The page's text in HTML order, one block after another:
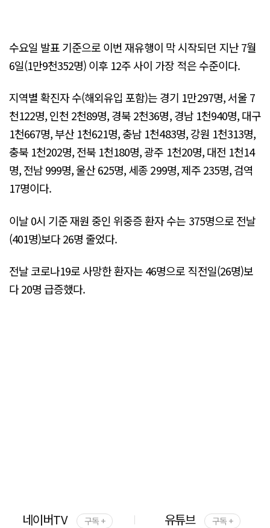
수요일 발표 기준으로 이번 재유행이 막 시작되던 지난 7월
6일(1만9천352명) 이후 12주 사이 가장 적은 수준이다.
지역별 확진자 수(해외유입 포함)는 경기 1만297명, 서울 7
천122명, 인천 2천89명, 경북 2천36명, 경남 1천940명, 대구
1천667명, 부산 1천621명, 충남 1천483명, 강원 1천313명,
충북 1천202명, 전북 1천180명, 광주 1천20명, 대전 1천14
명, 전남 999명, 울산 625명, 세종 299명, 제주 235명, 검역
17명이다.
이날 0시 기준 재원 중인 위중증 환자 수는 375명으로 전날
(401명)보다 26명 줄었다.
전날 코로나19로 사망한 환자는 46명으로 직전일(26명)보
다 20명 급증했다.
네이버TV 구독 + 유튜브 구독 +